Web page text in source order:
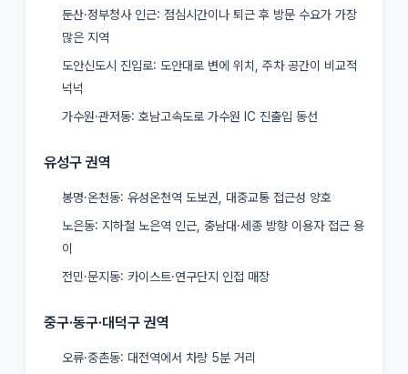
둔산·정부청사 인근: 점심시간이나 퇴근 후 방문 수요가 가장
많은 지역
도안신도시 진입로: 도안대로 변에 위치, 주차 공간이 비교적
넉넉
가수원·관저동: 호남고속도로 가수원 IC 진출입 동선
유성구 권역
봉명·온천동: 유성온천역 도보권, 대중교통 접근성 양호
노은동: 지하철 노은역 인근, 충남대·세종 방향 이용자 접근 용
이
전민·문지동: 카이스트·연구단지 인접 매장
중구·동구·대덕구 권역
오류·중촌동: 대전역에서 차량 5분 거리